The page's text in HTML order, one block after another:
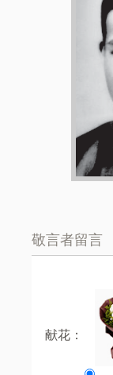
敬言者留言